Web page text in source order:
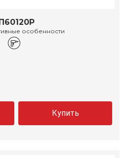
П60120Р
особенности
Купить